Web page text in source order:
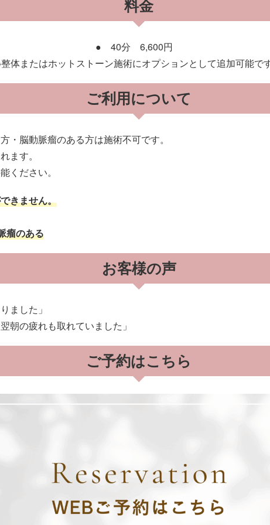
料金
● 40分 6,600円
体またはホットストーン施術にオプションとして追加可能で
ご利用について
・脳動脈瘤のある方は施術不可です。
ます。
ください。
きません。
瘤のある
お客様の声
ました」
朝の疲れも取れていました」
ご予約はこちら